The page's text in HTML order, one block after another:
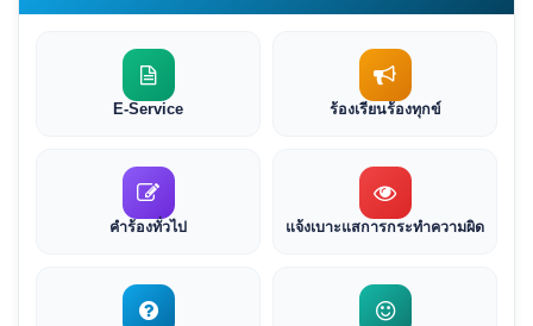
E-Service ร้องเรียนร้องทุกข์
คำร้องทั่วไป แจ้งเบาะแสการกระทำความผิด